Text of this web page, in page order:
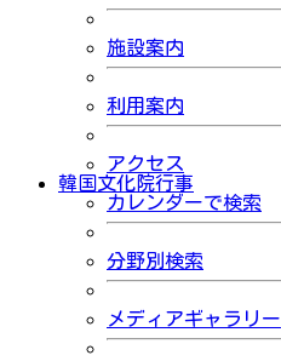
施設案内
利用案内
アクセス
韓国文化院行事
カレンダーで検索
分野別検索
メディアギャラリー